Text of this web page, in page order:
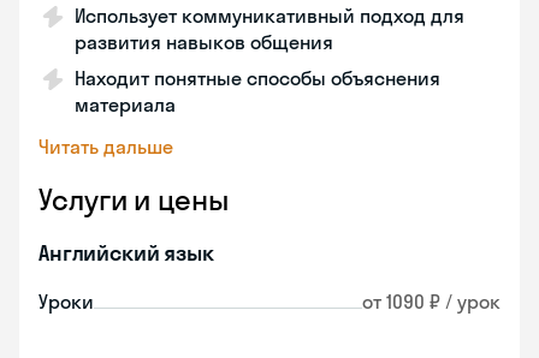
Использует коммуникативный подход для
развития навыков общения
Находит понятные способы объяснения
материала
Читать дальше
Услуги и цены
Английский язык
Уроки от 1090 ₽ / урок